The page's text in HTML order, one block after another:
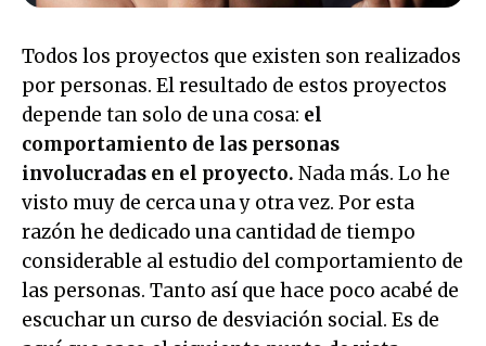
Todos los proyectos que existen son realizados
por personas. El resultado de estos proyectos
depende tan solo de una cosa: el
comportamiento de las personas
involucradas en el proyecto. Nada más. Lo he
visto muy de cerca una y otra vez. Por esta
razón he dedicado una cantidad de tiempo
considerable al estudio del comportamiento de
las personas. Tanto así que hace poco acabé de
escuchar un curso de desviación social. Es de